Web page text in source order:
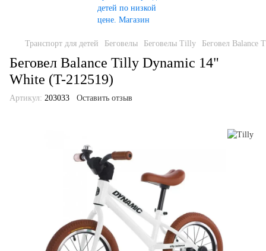
Транспорт для детей Беговелы Беговелы Tilly Беговел Balance
Беговел Balance Tilly Dynamic 14"
White (T-212519)
Артикул: 203033 Оставить отзыв